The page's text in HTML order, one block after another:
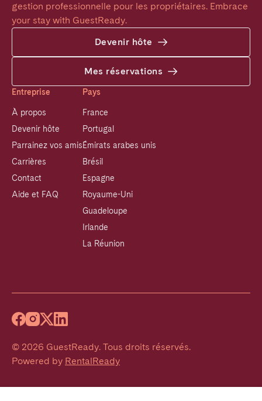
gestion professionnelle pour les propriétaires. Embrace
your stay with GuestReady.
Devenir hôte
Mes réservations
Entreprise
À propos
Devenir hôte
Parrainez vos amis
Carrières
Contact
Aide et FAQ
Pays
France
Portugal
Émirats arabes unis
Brésil
Espagne
Royaume-Uni
Guadeloupe
Irlande
La Réunion
© 2026 GuestReady. Tous droits réservés.
Powered by RentalReady